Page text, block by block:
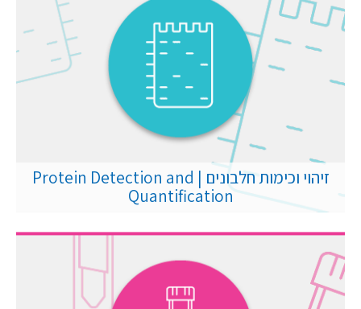
זיהוי וכימות חלבונים | Protein Detection and
Quantification